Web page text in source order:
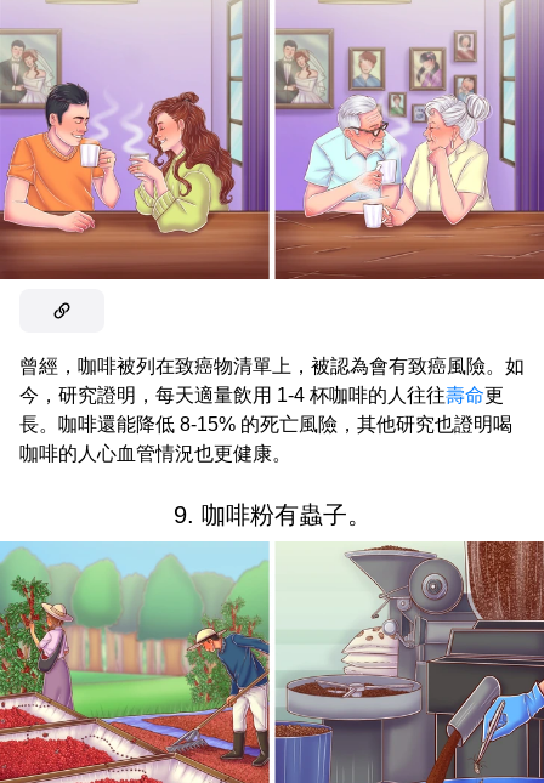
曾經，咖啡被列在致癌物清單上，被認為會有致癌風險。如
今，研究證明，每天適量飲用 1-4 杯咖啡的人往往壽命更
長。咖啡還能降低 8-15% 的死亡風險，其他研究也證明喝
咖啡的人心血管情況也更健康。
9. 咖啡粉有蟲子。